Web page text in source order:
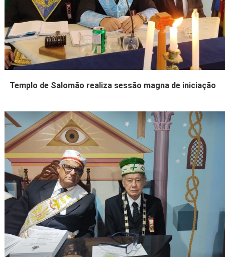
Templo de Salomão realiza sessão magna de iniciação